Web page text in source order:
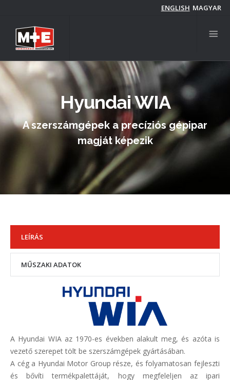
tartalomra
ENGLISH MAGYAR
Hyundai WIA
A szerszámgépek a precíziós gépipar
magját képezik
LEÍRÁS
MŰSZAKI ADATOK
A Hyundai WIA az 1970-es években alakult meg, és azóta is
vezető szerepet tölt be szerszámgépek gyártásában.
A cég a Hyundai Motor Group része, és folyamatosan fejleszti
és bővíti termékpalettáját, hogy megfeleljen az ipari